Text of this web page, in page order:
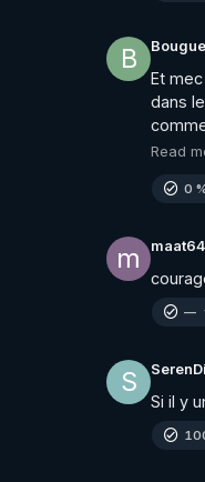
B
Et
dans
Read
0
m maat64
—
S
Si il y